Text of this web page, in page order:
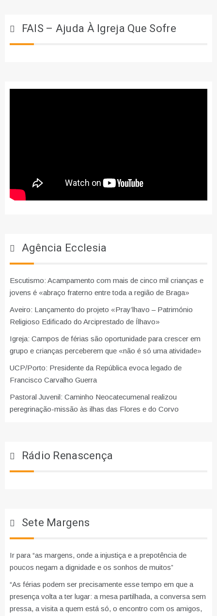
FAIS – Ajuda À Igreja Que Sofre
Agência Ecclesia
Escutismo: Acampamento com mais de cinco mil crianças e
jovens é «abraço fraterno entre toda a região de Braga»
Aveiro: Lançamento do projeto «Pray’lhavo – Património
Religioso Edificado do Arciprestado de Ílhavo»
Igreja: Campos de férias são oportunidade para crescer em
grupo e crianças perceberem que «não é só uma atividade»
UCP/Porto: Presidente da República evoca legado de
Francisco Carvalho Guerra
Pastoral Juvenil: Caminho Neocatecumenal realizou
peregrinação-missão às ilhas das Flores e do Corvo
Rádio Renascença
Sete Margens
Ir para “as margens, onde a injustiça e a prepotência de
poucos negam a dignidade e os sonhos de muitos”
“As férias podem ser precisamente esse tempo em que a
presença volta a ter lugar: a mesa partilhada, a conversa sem
pressa, a visita a quem está só, o encontro com os amigos,